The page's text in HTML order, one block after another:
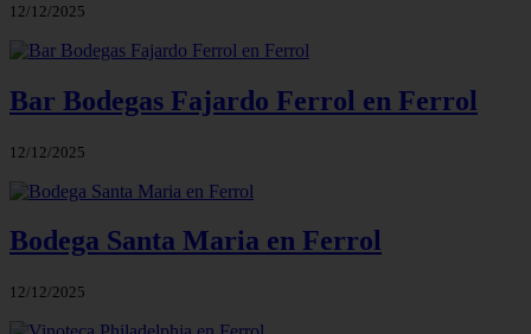
12/12/2025
Bar Bodegas Fajardo Ferrol en Ferrol
12/12/2025
Bodega Santa Maria en Ferrol
12/12/2025